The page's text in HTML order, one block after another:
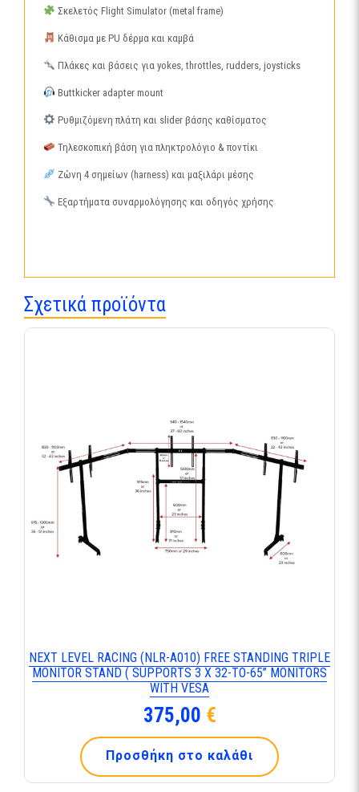
Σκελετός Flight Simulator (metal frame)
Κάθισμα με PU δέρμα και καμβά
Πλάκες και βάσεις για yokes, throttles, rudders, joysticks
Buttkicker adapter mount
Ρυθμιζόμενη πλάτη και slider βάσης καθίσματος
Τηλεσκοπική βάση για πληκτρολόγιο & ποντίκι
Ζώνη 4 σημείων (harness) και μαξιλάρι μέσης
Εξαρτήματα συναρμολόγησης και οδηγός χρήσης
Σχετικά προϊόντα
ΝΕΧΤ LΕVΕL RΑCΙΝG (ΝLR-Α010) FRΕΕ SΤΑΝDΙΝG ΤRΙΡLΕ
ΜΟΝΙΤΟR SΤΑΝD ( SUΡΡΟRΤS 3 Χ 32-ΤΟ-65” ΜΟΝΙΤΟRS
WΙΤΗ VΕSΑ
375,00 €
Προσθήκη στο καλάθι